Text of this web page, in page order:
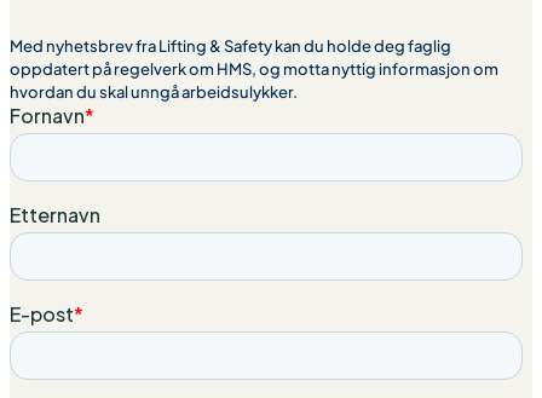
Med nyhetsbrev fra Lifting & Safety kan du holde deg faglig
oppdatert på regelverk om HMS, og motta nyttig informasjon om
hvordan du skal unngå arbeidsulykker.